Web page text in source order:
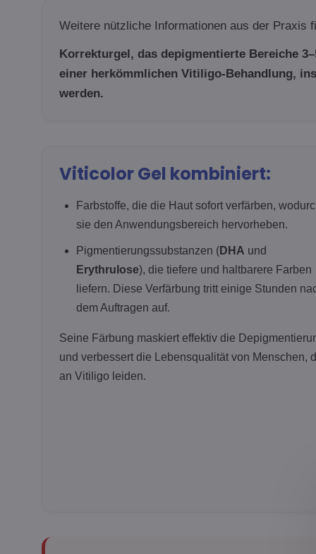
Weitere nützliche Informationen aus der Praxis
Korrekturgel, das depigmentierte Bereiche
einer herkömmlichen Vitiligo-Behandlung,
werden.
Viticolor Gel kombiniert:
Farbstoffe, die die Haut sofort verfärben,
sie den Anwendungsbereich hervorheben.
Pigmentierungssubstanzen (DHA und
Erythrulose), die tiefere und haltbarere Farben
liefern. Diese Verfärbung tritt einige Stunden
dem Auftragen auf.
Seine Färbung maskiert effektiv die
und verbessert die Lebensqualität von Menschen,
an Vitiligo leiden.